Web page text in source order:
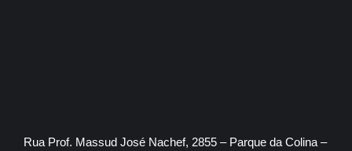
Rua Prof. Massud José Nachef, 2855 – Parque da Colina –